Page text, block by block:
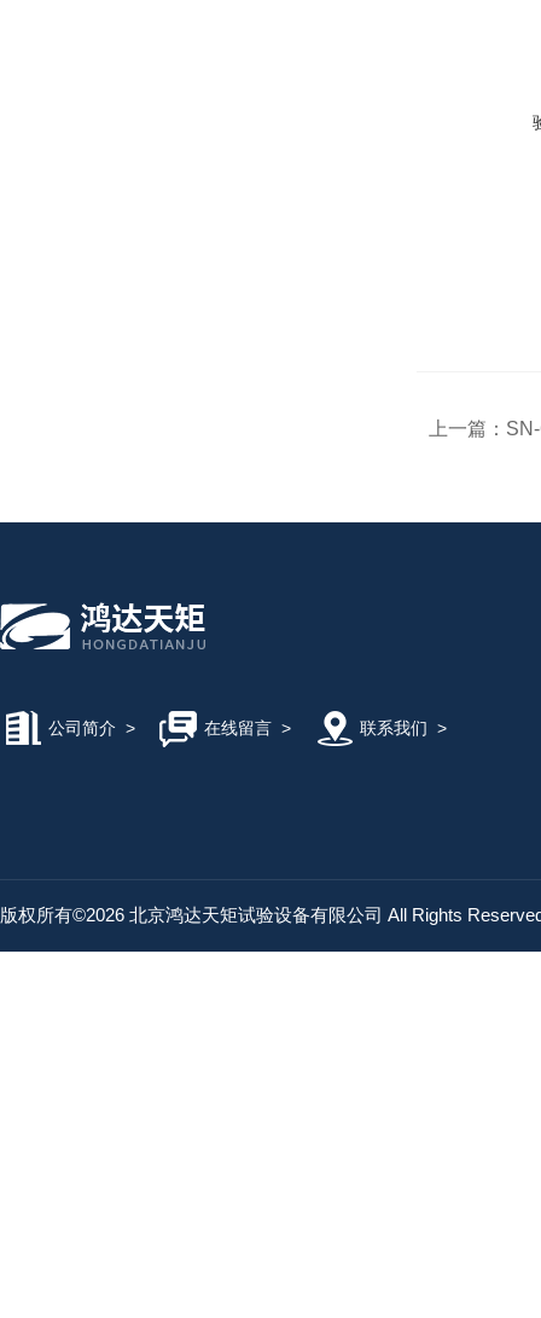
上一篇：
公司简介 > 在线留言> 联系我们 >
版权所有©2026 北京鸿达天矩试验设备有限公司 All Rights